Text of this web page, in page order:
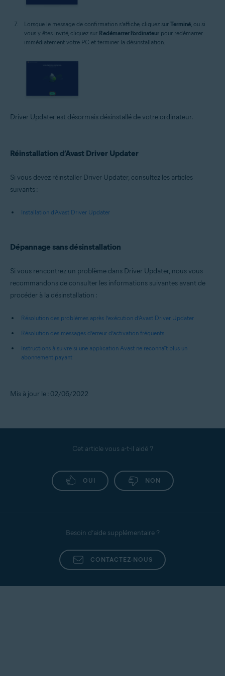
Lorsque le message de confirmation s’affiche, cliquez sur Terminé , ou si
vous y êtes invité, cliquez sur Redémarrer l’ordinateur pour redémarrer
immédiatement votre PC et terminer la désinstallation.
Driver Updater est désormais désinstallé de votre ordinateur.
Réinstallation d’Avast Driver Updater
Si vous devez réinstaller Driver Updater, consultez les articles
suivants :
Installation d’Avast Driver Updater
Dépannage sans désinstallation
Si vous rencontrez un problème dans Driver Updater, nous vous
recommandons de consulter les informations suivantes avant de
procéder à la désinstallation :
Résolution des problèmes après l’exécution d’Avast Driver Updater
Résolution des messages d’erreur d’activation fréquents
Instructions à suivre si une application Avast ne reconnaît plus un
abonnement payant
Mis à jour le : 02/06/2022
Cet article vous a-t-il aidé ?
OUI NON
Besoin d’aide supplémentaire ?
CONTACTEZ-NOUS